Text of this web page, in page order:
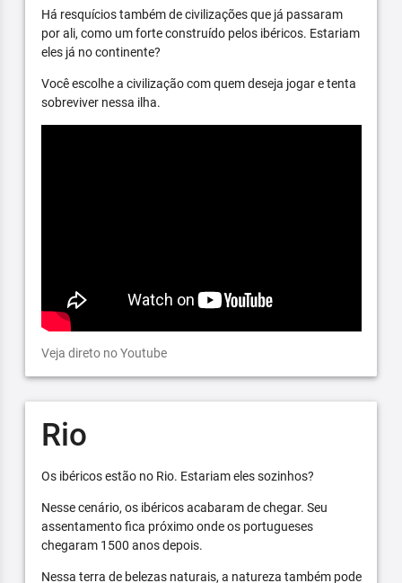
Há resquícios também de civilizações que já passaram
por ali, como um forte construído pelos ibéricos. Estariam
eles já no continente?
Você escolhe a civilização com quem deseja jogar e tenta
sobreviver nessa ilha.
Veja direto no Youtube
Rio
Os ibéricos estão no Rio. Estariam eles sozinhos?
Nesse cenário, os ibéricos acabaram de chegar. Seu
assentamento fica próximo onde os portugueses
chegaram 1500 anos depois.
Nessa terra de belezas naturais, a natureza também pode